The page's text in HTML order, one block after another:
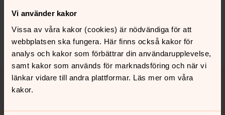
Vi använder kakor
Vissa av våra kakor (cookies) är nödvändiga för att
webbplatsen ska fungera. Här finns också kakor för
analys och kakor som förbättrar din användarupplevelse,
samt kakor som används för marknadsföring och när vi
länkar vidare till andra plattformar. Läs mer om våra
kakor.
Dela
Tillbaka till toppen
Tillbaka till innehållet